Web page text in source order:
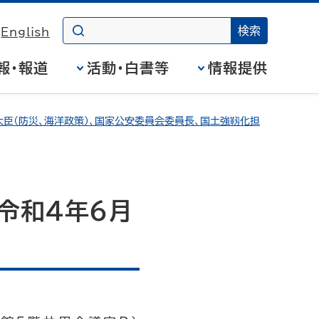
English
・報道 活動・白書等 情報提供
（防災、海洋政策）、国家公安委員会委員長、国土強靱化担
和4年6月